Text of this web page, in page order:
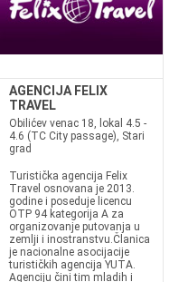
AGENCIJA FELIX
TRAVEL
Obilićev venac 18, lokal 4.5 -
4.6 (TC City passage), Stari
grad
Turistička agencija Felix
Travel osnovana je 2013.
godine i poseduje licencu
OTP 94 kategorija A za
organizovanje putovanja u
zemlji i inostranstvu.Članica
je nacionalne asocijacije
turističkih agencija YUTA.
Agenciju čini tim mladih i